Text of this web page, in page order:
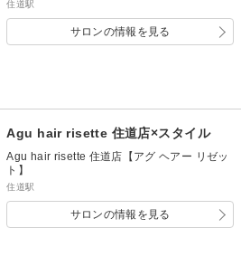
住道駅
サロンの情報を見る
Agu hair risette 住道店×スタイル
Agu hair risette 住道店【アグ ヘアー リゼッ
ト】
住道駅
サロンの情報を見る